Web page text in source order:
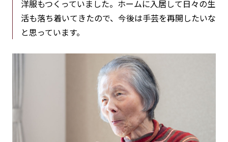
洋服もつくっていました。ホームに入居して日々の生
活も落ち着いてきたので、今後は手芸を再開したいな
と思っています。